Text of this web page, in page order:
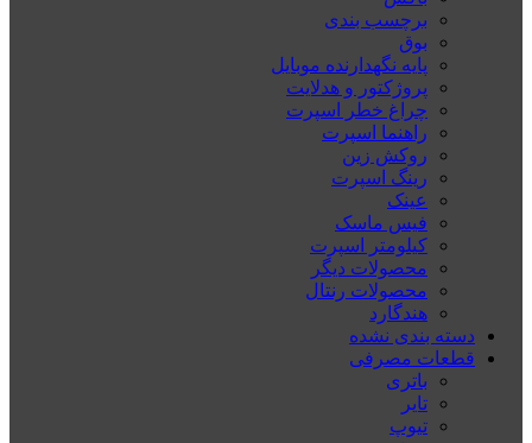
برچسب بندی
بوق
پایه نگهدارنده موبایل
پروژکتور و هدلایت
چراغ خطر اسپرت
راهنما اسپرت
روکش زین
رینگ اسپرت
عینک
فیس ماسک
کیلومتر اسپرت
محصولات دیگر
محصولات رنتال
هندگارد
دسته بندی نشده
قطعات مصرفی
باتری
تایر
تیوپ